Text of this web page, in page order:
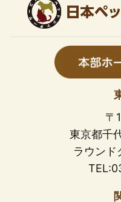
〒
東京都千
ラウンド